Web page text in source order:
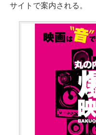
サイトで案内される。